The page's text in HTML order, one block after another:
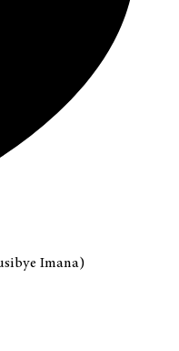
Imana)